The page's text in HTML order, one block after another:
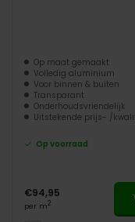
Op maat gemaakt
Volledig aluminium
Voor binnen & buiten
Transparant
Onderhoudsvriendelijk
Uitstekende prijs- /
Op voorraad
€94,95
per m2